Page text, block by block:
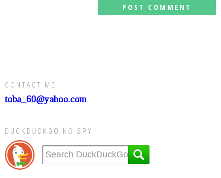
CONTACT ME
toba_60@yahoo.com
DUCKDUCKGO NO SPY